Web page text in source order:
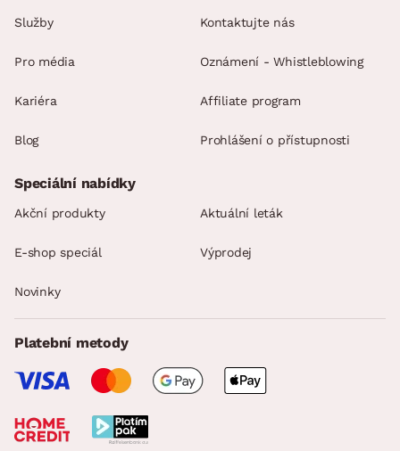
Služby
Pro média
Kariéra
Blog
Kontaktujte nás
Oznámení - Whistleblowing
Affiliate program
Prohlášení o přístupnosti
Speciální nabídky
Akční produkty Aktuální leták
E-shop speciál Výprodej
Novinky
Platební metody